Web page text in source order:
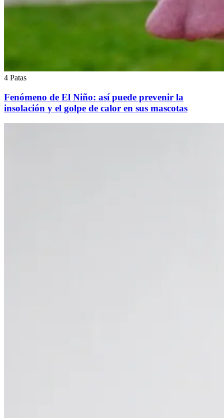
4 Patas
Fenómeno de El Niño: así puede prevenir la
insolación y el golpe de calor en sus mascotas